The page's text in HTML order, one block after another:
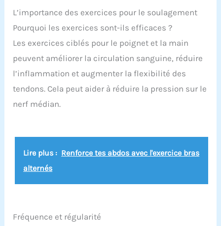
L’importance des exercices pour le soulagement
Pourquoi les exercices sont-ils efficaces ?
Les exercices ciblés pour le poignet et la main
peuvent améliorer la circulation sanguine, réduire
l’inflammation et augmenter la flexibilité des
tendons. Cela peut aider à réduire la pression sur le
nerf médian.
Lire plus : Renforce tes abdos avec l'exercice bras
alternés
Fréquence et régularité